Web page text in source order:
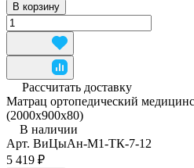
В корзину
Рассчитать доставку
Матрац ортопедический
(2000x900x80)
В наличии
Арт. ВиЦыАн-М1-ТК-7-12
5 419 ₽